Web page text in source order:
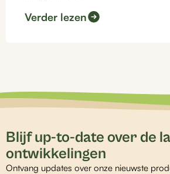
Verder lezen
Blijf up-to-date over de
ontwikkelingen
Ontvang updates over onze nieuwste